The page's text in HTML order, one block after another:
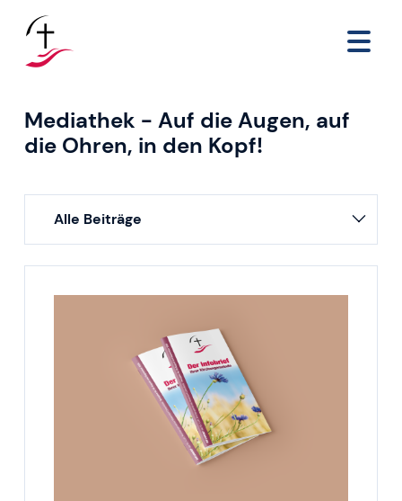
Mediathek - Auf die Augen, auf
die Ohren, in den Kopf!
Alle Beiträge